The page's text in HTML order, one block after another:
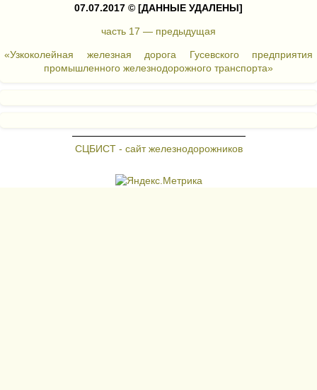
07.07.2017 © [ДАННЫЕ УДАЛЕНЫ]
часть 17 — предыдущая
«Узкоколейная железная дорога Гусевского предприятия
промышленного железнодорожного транспорта»
СЦБИСТ - сайт железнодорожников